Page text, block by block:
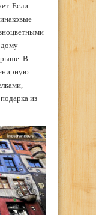
Если
дому
В
из